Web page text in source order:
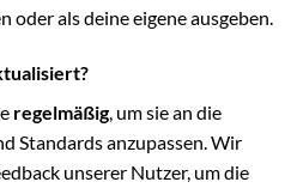
als deine eigene ausgeben.
regelmäßig, um sie an die
Standards anzupassen. Wir
unserer Nutzer, um die